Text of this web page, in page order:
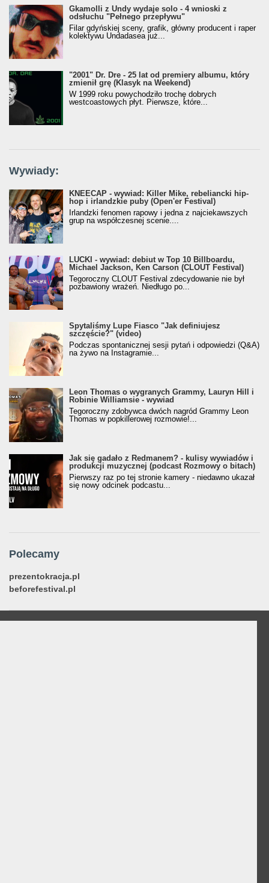
Gkamolli z Undy wydaje solo - 4 wnioski z
odsłuchu "Pełnego przepływu"
Filar gdyńskiej sceny, grafik, główny producent i raper
kolektywu Undadasea już...
"2001" Dr. Dre - 25 lat od premiery albumu, który
zmienił grę (Klasyk na Weekend)
W 1999 roku powychodziło trochę dobrych
westcoastowych płyt. Pierwsze, które...
Wywiady:
KNEECAP - wywiad: Killer Mike, rebeliancki hip-
hop i irlandzkie puby (Open'er Festival)
Irlandzki fenomen rapowy i jedna z najciekawszych
grup na współczesnej scenie....
LUCKI - wywiad: debiut w Top 10 Billboardu,
Michael Jackson, Ken Carson (CLOUT Festival)
Tegoroczny CLOUT Festival zdecydowanie nie był
pozbawiony wrażeń. Niedługo po...
Spytaliśmy Lupe Fiasco "Jak definiujesz
szczęście?" (video)
Podczas spontanicznej sesji pytań i odpowiedzi (Q&A)
na żywo na Instagramie...
Leon Thomas o wygranych Grammy, Lauryn Hill i
Robinie Williamsie - wywiad
Tegoroczny zdobywca dwóch nagród Grammy Leon
Thomas w popkillerowej rozmowie!...
Jak się gadało z Redmanem? - kulisy wywiadów i
produkcji muzycznej (podcast Rozmowy o bitach)
Pierwszy raz po tej stronie kamery - niedawno ukazał
się nowy odcinek podcastu...
Polecamy
prezentokracja.pl
beforefestival.pl